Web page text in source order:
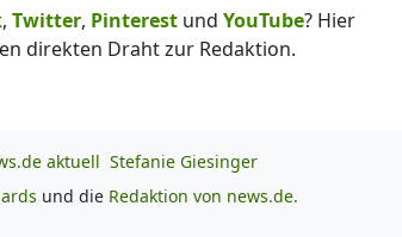
, Twitter, Pinterest und YouTube? Hier
direkten Draht zur Redaktion.
aktuell Stefanie Giesinger
und die Redaktion von news.de.